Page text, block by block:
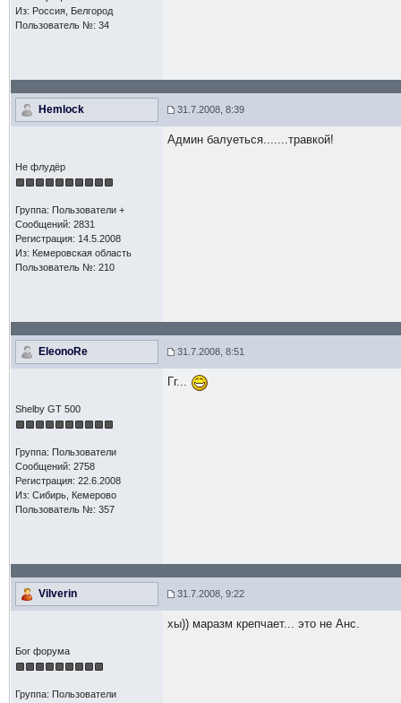
Из: Россия, Белгород
Пользователь №: 34
Hemlock 31.7.2008, 8:39
Не флудёр
Группа: Пользователи +
Сообщений: 2831
Регистрация: 14.5.2008
Из: Кемеровская область
Пользователь №: 210
Админ балуеться.......травкой!
EleonoRe 31.7.2008, 8:51
Shelby GT 500
Группа: Пользователи
Сообщений: 2758
Регистрация: 22.6.2008
Из: Сибирь, Кемерово
Пользователь №: 357
Гг...
Vilverin 31.7.2008, 9:22
Бог форума
Группа: Пользователи
хы)) маразм крепчает... это не Анс.